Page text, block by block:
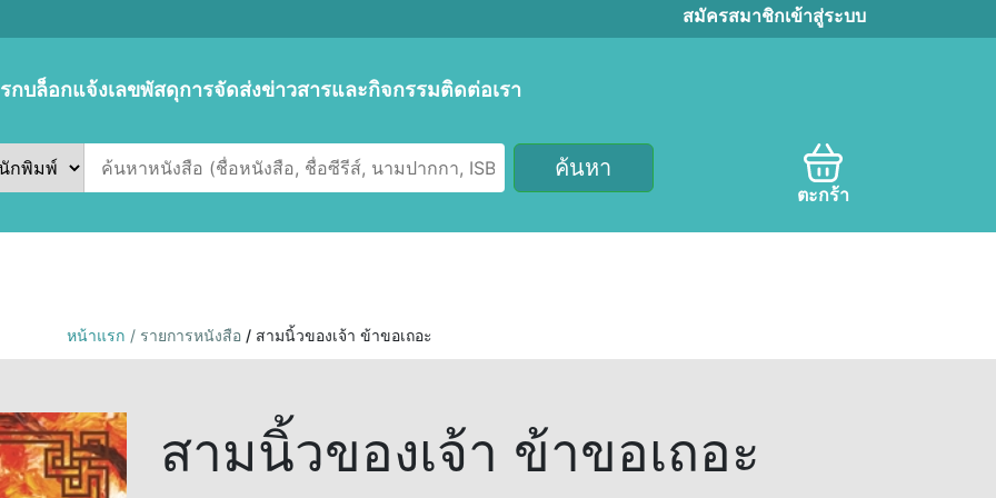
สมัครสมาชิกเข้าสู่ระบบ
กบล็อกแจ้งเลขพัสดุการจัดส่งข่าวสารและกิจกรรมติดต่อเรา
ค้นหา
ตะกร้า
หน้าแรก / รายการหนังสือ / สามนิ้วของเจ้า ข้าขอเถอะ
สามนิ้วของเจ้า ข้าขอเถอะ